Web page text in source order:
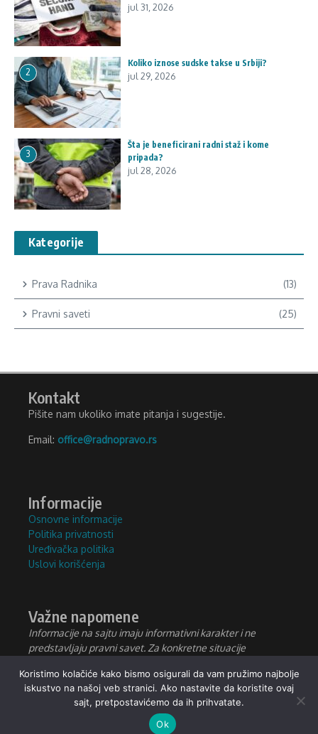
jul 31, 2026
2
Koliko iznose sudske takse u Srbiji?
jul 29, 2026
3
Šta je beneficirani radni staž i kome
pripada?
jul 28, 2026
Kategorije
Prava Radnika (13)
Pravni saveti (25)
Kontakt
Pišite nam ukoliko imate pitanja i sugestije.
Email: office@radnopravo.rs
Informacije
Osnovne informacije
Politika privatnosti
Uređivačka politika
Uslovi korišćenja
Važne napomene
Informacije na sajtu imaju informativni karakter i ne
predstavljaju pravni savet. Za konkretne situacije
Koristimo kolačiće kako bismo osigurali da vam pružimo najbolje
iskustvo na našoj veb stranici. Ako nastavite da koristite ovaj
sajt, pretpostavićemo da ih prihvatate.
Ok